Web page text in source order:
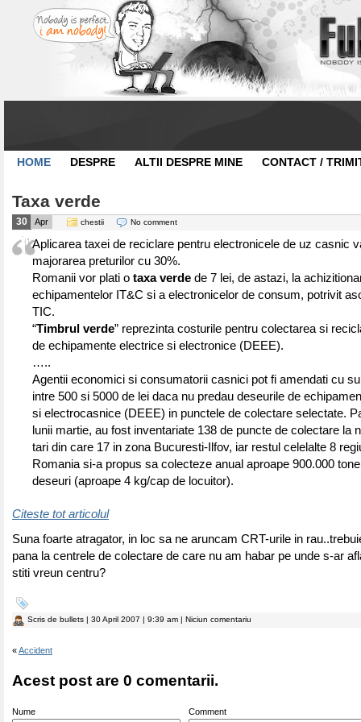
HOME DESPRE ALTII DESPRE MINE CONTACT /
Taxa verde
30 Apr chestii No comment
Aplicarea taxei de reciclare pentru electronicele de uz casnic
majorarea preturilor cu 30%.
Romanii vor plati o taxa verde de 7 lei, de astazi, la
echipamentelor IT&C si a electronicelor de consum, potrivit
TIC.
“Timbrul verde” reprezinta costurile pentru colectarea si
de echipamente electrice si electronice (DEEE).
…..
Agentii economici si consumatorii casnici pot fi amendati cu
intre 500 si 5000 de lei daca nu predau deseurile de
si electrocasnice (DEEE) in punctele de colectare selectate.
lunii martie, au fost inventariate 138 de puncte de colectare la
tari din care 17 in zona Bucuresti-Ilfov, iar restul celelalte 8
Romania si-a propus sa colecteze anual aproape 900.000
deseuri (aproape 4 kg/cap de locuitor).
Citeste tot articolul
Suna foarte atragator, in loc sa ne aruncam CRT-urile in
pana la centrele de colectare de care nu am habar pe unde s-ar
stiti vreun centru?
Scris de bullets | 30 April 2007 | 9:39 am | Niciun comentariu
«Accident
Acest post are 0 comentarii.
Nume Comment